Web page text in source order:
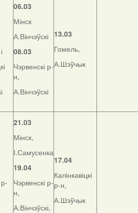
06.03
Мінск
А.Вінчэўскі
08.03
Чэрвенскі р-
н,
А.Вінчэўскі
13.03
Гомель,
А.Шэўчык
21.03
Мінск,
І.Самусенка
19.04
Чэрвенскі р-
н,
А.Вінчэўскі,
17.04
Калінкавіцкі
р-н,
А.Шэўчык